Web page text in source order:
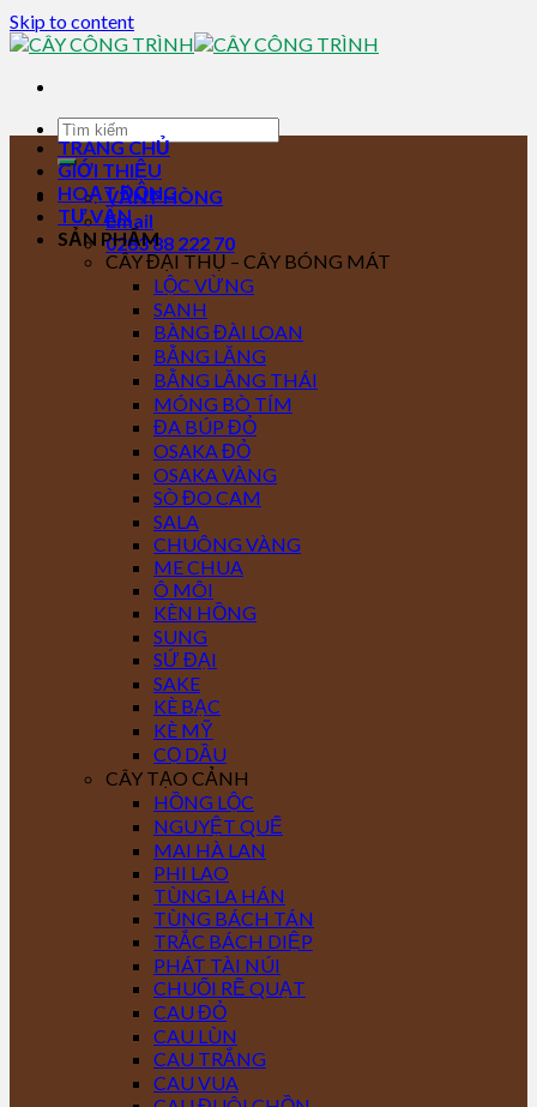
Skip to content
VĂN PHÒNG
Email
0283 88 222 70
TRANG CHỦ
GIỚI THIỆU
HOẠT ĐỘNG
TƯ VẤN
SẢN PHẨM
CÂY ĐẠI THỤ – CÂY BÓNG MÁT
LỘC VỪNG
SANH
BÀNG ĐÀI LOAN
BẰNG LĂNG
BẰNG LĂNG THÁI
MÓNG BÒ TÍM
ĐA BÚP ĐỎ
OSAKA ĐỎ
OSAKA VÀNG
SÒ ĐO CAM
SALA
CHUÔNG VÀNG
ME CHUA
Ô MÔI
KÈN HỒNG
SUNG
SỨ ĐẠI
SAKE
KÈ BẠC
KÈ MỸ
CỌ DẦU
CÂY TẠO CẢNH
HỒNG LỘC
NGUYỆT QUẾ
MAI HÀ LAN
PHI LAO
TÙNG LA HÁN
TÙNG BÁCH TÁN
TRẮC BÁCH DIỆP
PHÁT TÀI NÚI
CHUỐI RẼ QUẠT
CAU ĐỎ
CAU LÙN
CAU TRẮNG
CAU VUA